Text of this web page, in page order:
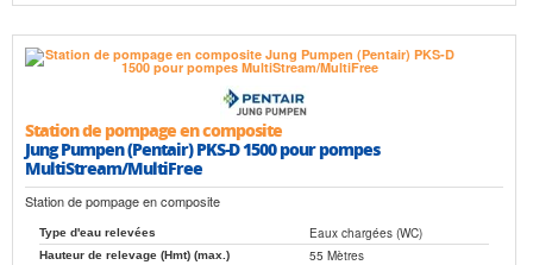
Station de pompage en composite
Jung Pumpen (Pentair) PKS-D 1500 pour pompes
MultiStream/MultiFree
Station de pompage en composite
Type d'eau relevées Eaux chargées (WC)
Hauteur de relevage (Hmt) (max.) 55 Mètres